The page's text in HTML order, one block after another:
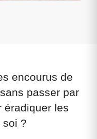
encourus de
passer par
éradiquer les
soi ?